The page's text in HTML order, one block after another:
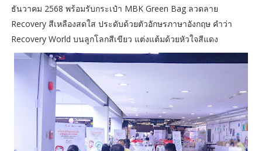
ธันวาคม 2568 พร้อมรับกระเป๋า MBK Green Bag ลวดลาย
Recovery สีเหลืองสดใส ประดับด้วยตัวอักษรภาษาอังกฤษ คำว่า
Recovery World บนลูกโลกสีเขียว แต่งแต้มด้วยหัวใจสีแดง